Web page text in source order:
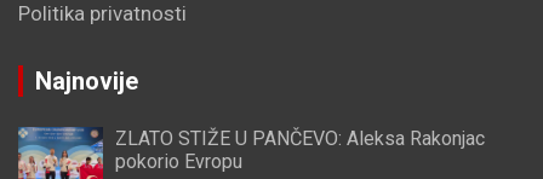
Politika privatnosti
Najnovije
ZLATO STIŽE U PANČEVO: Aleksa Rakonjac
pokorio Evropu